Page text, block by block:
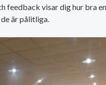
feedback visar dig hur bra
är pålitliga.